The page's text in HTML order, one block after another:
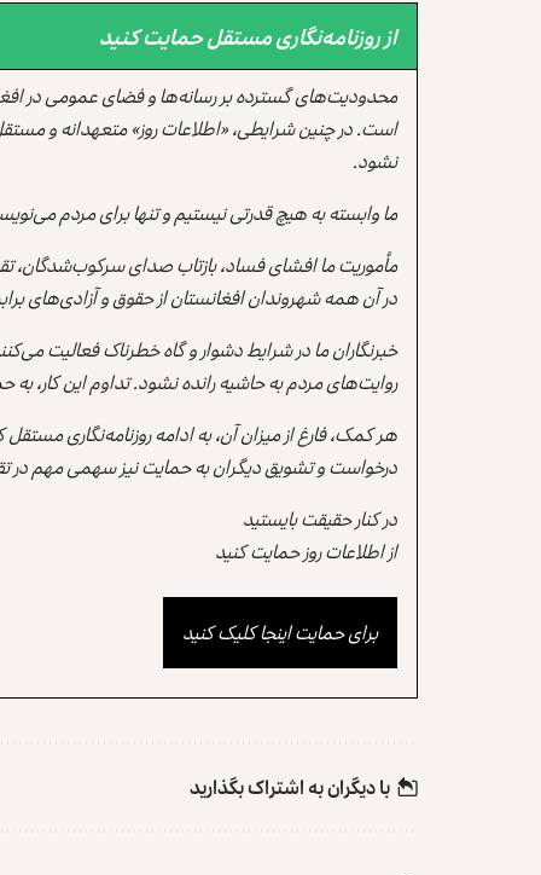
از روزنامه‌نگاری مستقل حمایت کنید
محدودیت‌های گسترده بر رسانه‌ها و فضای عمومی در
است. در چنین شرایطی، «اطلاعات روز» متعهدانه و
نشود.
ما وابسته به هیچ قدرتی نیستیم و تنها برای مردم
مأموریت ما افشای فساد، بازتاب صدای سرکوب‌شدگان،
در آن همه شهروندان افغانستان از حقوق و آزادی‌های
خبرنگاران ما در شرایط دشوار و گاه خطرناک فعالیت
روایت‌های مردم به حاشیه رانده نشود. تداوم این کار،
هر کمک، فارغ از میزان آن، به ادامه روزنامه‌نگاری
درخواست و تشویق دیگران به حمایت نیز سهمی مهم در
در کنار حقیقت بایستید
از اطلاعات روز حمایت کنید
برای حمایت اینجا کلیک کنید
با دیگران به‌‌ اشتراک بگذارید